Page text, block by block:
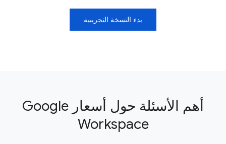
بدء النسخة التجريبية
أهم الأسئلة حول أسعار Google
Workspace